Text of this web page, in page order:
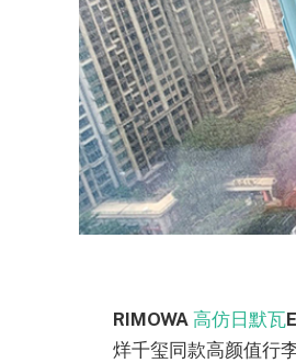
RIMOWA 高仿日默瓦
烊千玺同款高颜值行